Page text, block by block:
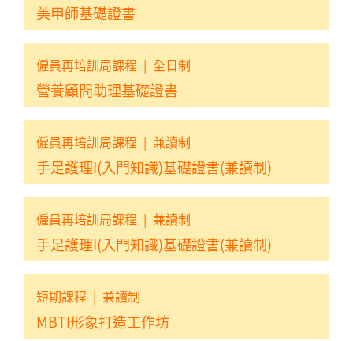
美甲師基礎證書
僱員再培訓局課程 | 全日制
營養顧問助理基礎證書
僱員再培訓局課程 | 兼讀制
手足護理I(入門知識)基礎證書(兼讀制)
僱員再培訓局課程 | 兼讀制
手足護理I(入門知識)基礎證書(兼讀制)
短期課程 | 兼讀制
MBTI形象打造工作坊